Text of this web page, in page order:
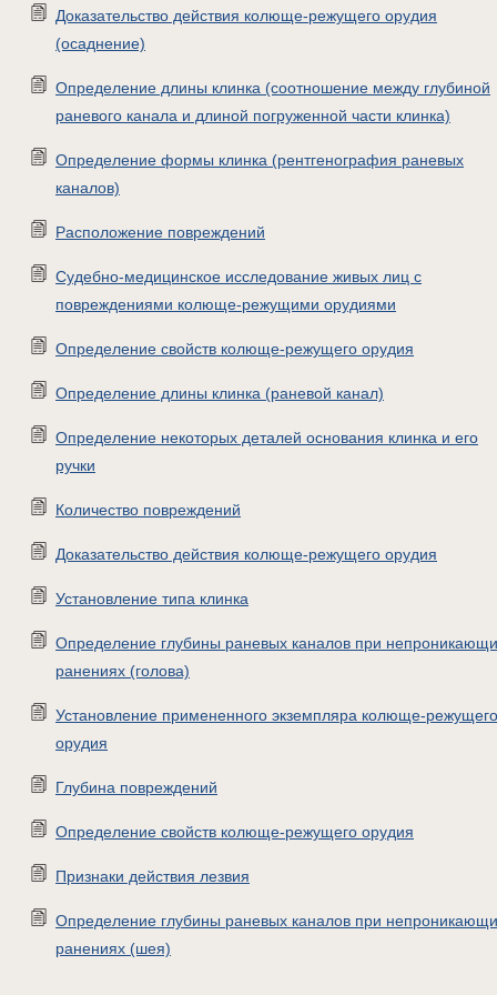
Доказательство действия колюще-режущего орудия
(осаднение)
Определение длины клинка (соотношение между глубиной
раневого канала и длиной погруженной части клинка)
Определение формы клинка (рентгенография раневых
каналов)
Расположение повреждений
Судебно-медицинское исследование живых лиц с
повреждениями колюще-режущими орудиями
Определение свойств колюще-режущего орудия
Определение длины клинка (раневой канал)
Определение некоторых деталей основания клинка и его
ручки
Количество повреждений
Доказательство действия колюще-режущего орудия
Установление типа клинка
Определение глубины раневых каналов при
ранениях (голова)
Установление примененного экземпляра колюще-режущего
орудия
Глубина повреждений
Определение свойств колюще-режущего орудия
Признаки действия лезвия
Определение глубины раневых каналов при
ранениях (шея)